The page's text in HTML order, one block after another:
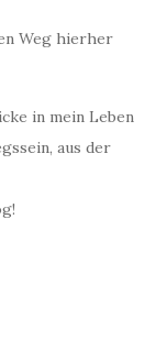
Weg hierher
in mein Leben
aus der